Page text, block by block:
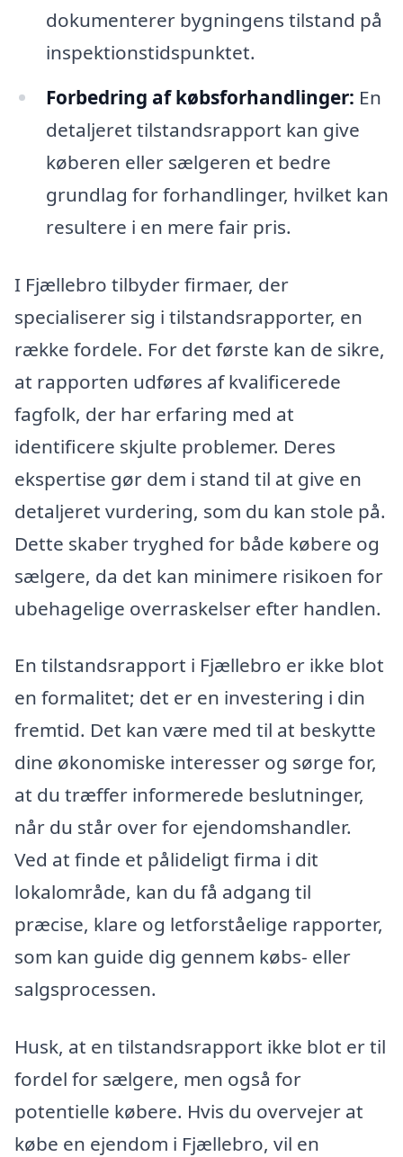
dokumenterer bygningens tilstand på
inspektionstidspunktet.
Forbedring af købsforhandlinger: En
detaljeret tilstandsrapport kan give
køberen eller sælgeren et bedre
grundlag for forhandlinger, hvilket kan
resultere i en mere fair pris.
I Fjællebro tilbyder firmaer, der
specialiserer sig i tilstandsrapporter, en
række fordele. For det første kan de sikre,
at rapporten udføres af kvalificerede
fagfolk, der har erfaring med at
identificere skjulte problemer. Deres
ekspertise gør dem i stand til at give en
detaljeret vurdering, som du kan stole på.
Dette skaber tryghed for både købere og
sælgere, da det kan minimere risikoen for
ubehagelige overraskelser efter handlen.
En tilstandsrapport i Fjællebro er ikke blot
en formalitet; det er en investering i din
fremtid. Det kan være med til at beskytte
dine økonomiske interesser og sørge for,
at du træffer informerede beslutninger,
når du står over for ejendomshandler.
Ved at finde et pålideligt firma i dit
lokalområde, kan du få adgang til
præcise, klare og letforståelige rapporter,
som kan guide dig gennem købs- eller
salgsprocessen.
Husk, at en tilstandsrapport ikke blot er til
fordel for sælgere, men også for
potentielle købere. Hvis du overvejer at
købe en ejendom i Fjællebro, vil en